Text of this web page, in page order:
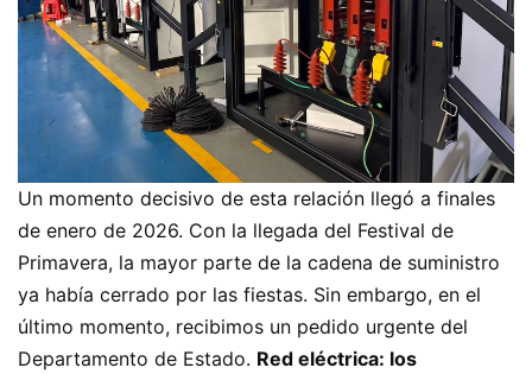
Un momento decisivo de esta relación llegó a finales
de enero de 2026. Con la llegada del Festival de
Primavera, la mayor parte de la cadena de suministro
ya había cerrado por las fiestas. Sin embargo, en el
último momento, recibimos un pedido urgente del
Departamento de Estado. Red eléctrica: los